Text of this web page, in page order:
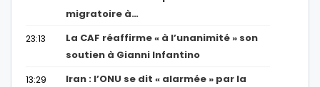
migratoire à…
23:13
La CAF réaffirme « à l’unanimité » son
soutien à Gianni Infantino
13:29
Iran : l’ONU se dit « alarmée » par la